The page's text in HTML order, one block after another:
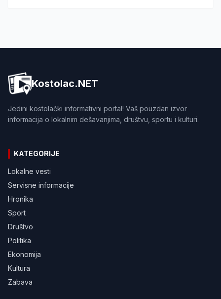
Kostolac.NET
Jedini kostolački informativni portal! Vaš pouzdan izvor
informacija o lokalnim dešavanjima, društvu, sportu i kulturi.
KATEGORIJE
Lokalne vesti
Servisne informacije
Hronika
Sport
Društvo
Politika
Ekonomija
Kultura
Zabava